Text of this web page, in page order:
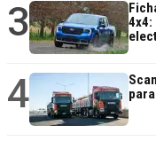
3
4